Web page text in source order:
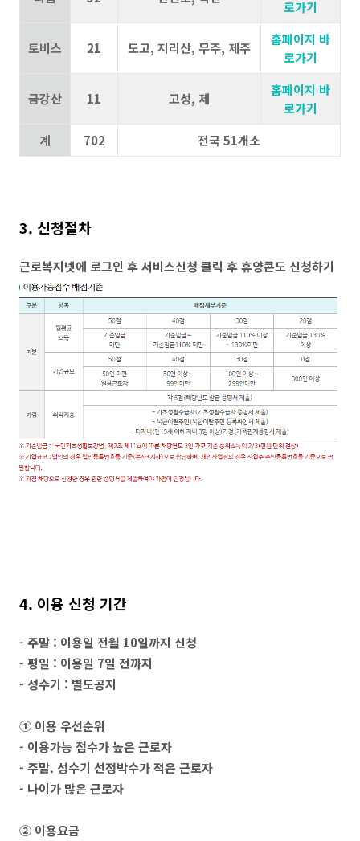
로가기
토비스 21 도고, 지리산, 무주, 제주
홈페이지 바
로가기
금강산 11 고성, 제
홈페이지 바
로가기
계
702 전국 51개소
3. 신청절차
근로복지넷에 로그인 후 서비스신청 클릭 후 휴양콘도 신청하기
4. 이용 신청 기간
- 주말 : 이용일 전월 10일까지 신청
- 평일 : 이용일 7일 전까지
- 성수기 : 별도공지
① 이용 우선순위
- 이용가능 점수가 높은 근로자
- 주말. 성수기 선정박수가 적은 근로자
- 나이가 많은 근로자
② 이용요금